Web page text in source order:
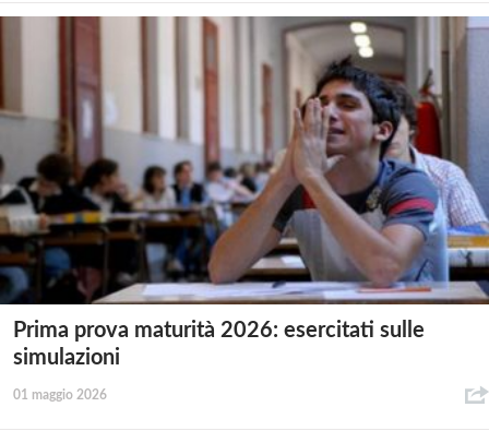
Prima prova maturità 2026: esercitati sulle
simulazioni
01 maggio 2026